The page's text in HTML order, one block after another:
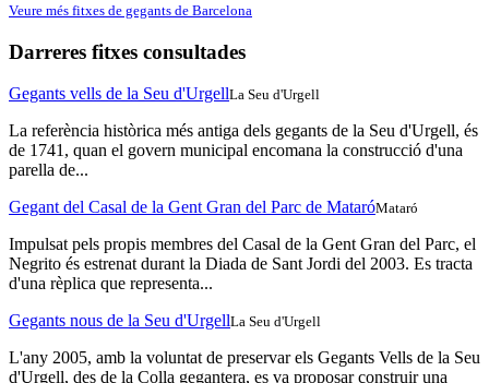
Veure més fitxes de gegants de Barcelona
Darreres fitxes consultades
Gegants vells de la Seu d'UrgellLa Seu d'Urgell
La referència històrica més antiga dels gegants de la Seu d'Urgell, és
de 1741, quan el govern municipal encomana la construcció d'una
parella de...
Gegant del Casal de la Gent Gran del Parc de MataróMataró
Impulsat pels propis membres del Casal de la Gent Gran del Parc, el
Negrito és estrenat durant la Diada de Sant Jordi del 2003. Es tracta
d'una rèplica que representa...
Gegants nous de la Seu d'UrgellLa Seu d'Urgell
L'any 2005, amb la voluntat de preservar els Gegants Vells de la Seu
d'Urgell, des de la Colla gegantera, es va proposar construir una